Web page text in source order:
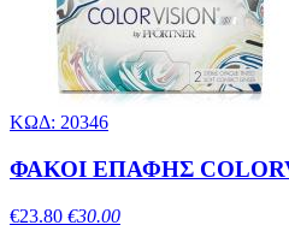
ΚΩΔ: 20346
ΦΑΚΟΙ ΕΠΑΦΗΣ
€23.80 €30.00